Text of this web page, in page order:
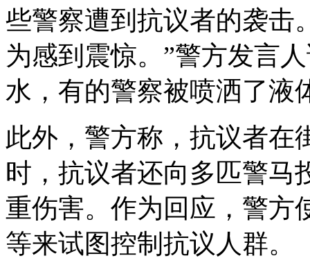
些警察遭到抗议者的袭击
为感到震惊。”警方发言
水，有的警察被喷洒了液
此外，警方称，抗议者在
时，抗议者还向多匹警马
重伤害。作为回应，警方
等来试图控制抗议人群。